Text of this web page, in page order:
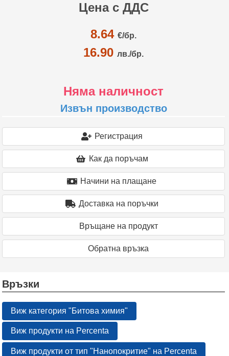
Цена с ДДС
8.64 €/бр.
16.90 лв./бр.
Няма наличност
Извън производство
Регистрация
Как да поръчам
Начини на плащане
Доставка на поръчки
Връщане на продукт
Oбратна връзка
Връзки
Виж категория "Битова химия"
Виж продукти на Percenta
Виж продукти от тип "Нанопокритие" на Percenta